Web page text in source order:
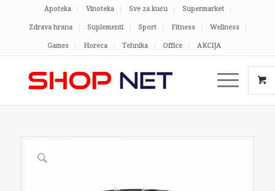
Apoteka Vinoteka Sve za kuću Supermarket
Zdrava hrana Suplementi Sport Fitness Wellness
Games Horeca Tehnika Office AKCIJA